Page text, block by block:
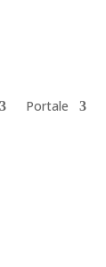
Portale